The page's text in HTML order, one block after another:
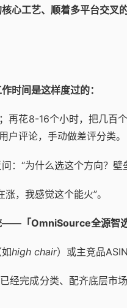
心工艺、顺着多平台交叉
时间是这样度过的：
再花8-16个小时，把几百
评论，手动做差评分类。
：“为什么选这个方向？壁
，我感觉这个能火”。
——「OmniSource全源智选
high chair）或主竞品
经完成分类、配齐底层市